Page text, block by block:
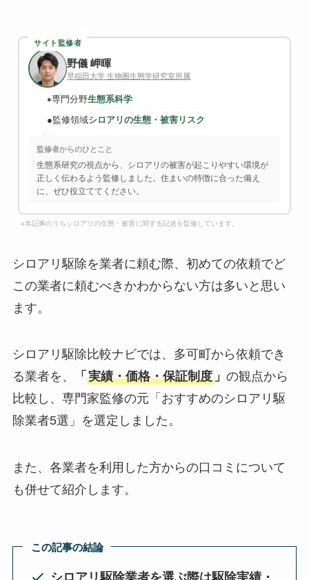
サイト監修者
野儀 岬暉
早稲田大学 生物圏生態学研究室所属
●専門分野生態系科学
●監修領域シロアリの生態・被害リスク
監修者からのひとこと
生態系研究の視点から、シロアリの被害が起こりやすい環境が
正しく伝わるよう監修しました。住まいの特徴に合った備え
に、ぜひ役立ててください。
※本記事のうちシロアリの生態・被害に関する記述を監修しています。
シロアリ駆除を業者に頼む際、初めての依頼でど
この業者に頼むべきかわからない方は多いと思い
ます。
シロアリ駆除比較ナビでは、多可町から依頼でき
る業者を、
「 実績・価格・保証制度」 の観点から
比較し、専門家監修の元「おすすめのシロアリ駆
除業者5選」を選定しました。
また、各業者を利用した方からの口コミについて
も併せて紹介します。
この記事の結論